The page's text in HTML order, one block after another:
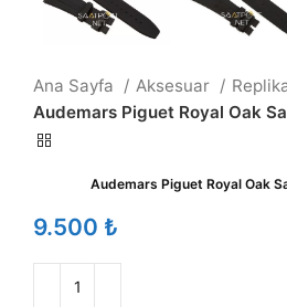
Ana Sayfa Aksesuar
Audemars Piguet Royal Oak
Audemars Piguet Royal Oak
₺